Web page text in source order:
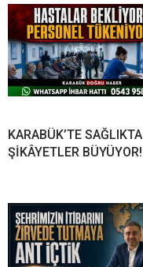
KARABÜK’TE SAĞLIKTA
ŞİKÂYETLER BÜYÜYOR!